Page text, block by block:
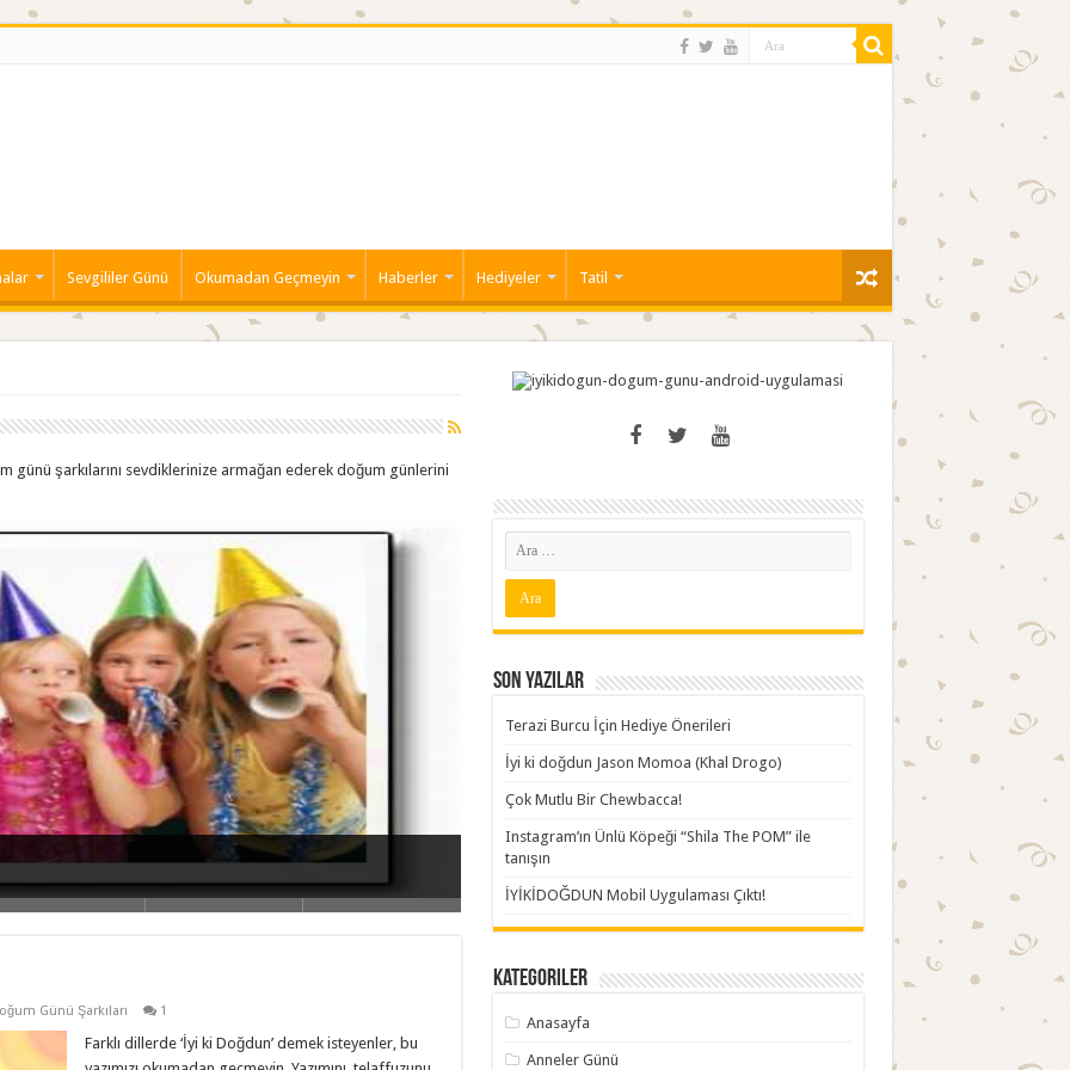
Sevgililer Günü Okumadan Geçmeyin Haberler Hediyeler Tatil
günü şarkılarını sevdiklerinize armağan ederek doğum günlerini
Günü Şarkıları 1
Farklı dillerde ‘İyi ki Doğdun’ demek isteyenler, bu
Son Yazılar
Terazi Burcu İçin Hediye Önerileri
İyi ki doğdun Jason Momoa (Khal Drogo)
Çok Mutlu Bir Chewbacca!
Instagram’ın Ünlü Köpeği “Shila The POM” ile
tanışın
İYİKİDOĞDUN Mobil Uygulaması Çıktı!
Kategoriler
Anasayfa
Anneler Günü